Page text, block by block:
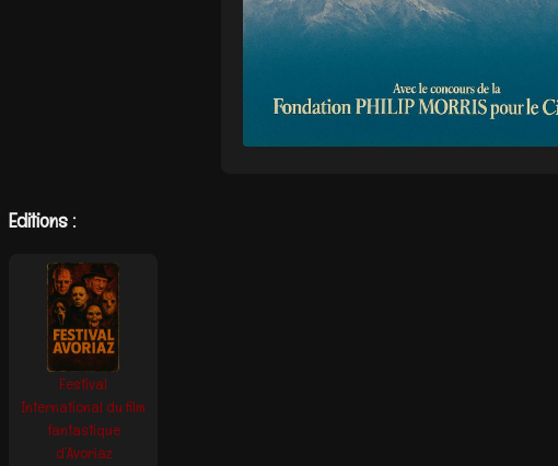
Editions :
Festival
International du film
fantastique
d’Avoriaz